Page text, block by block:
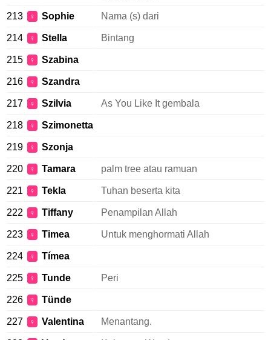
213 ♀ Sophie Nama (s) dari
214 ♀ Stella Bintang
215 ♀ Szabina
216 ♀ Szandra
217 ♀ Szilvia As You Like It gembala
218 ♀ Szimonetta
219 ♀ Szonja
220 ♀ Tamara palm tree atau ramuan
221 ♀ Tekla Tuhan beserta kita
222 ♀ Tiffany Penampilan Allah
223 ♀ Timea Untuk menghormati Allah
224 ♀ Tímea
225 ♀ Tunde Peri
226 ♀ Tünde
227 ♀ Valentina Menantang.